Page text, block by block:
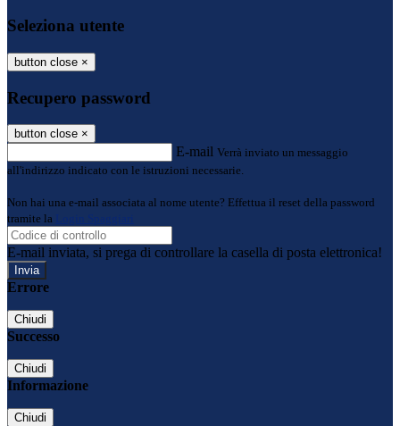
Seleziona utente
button close ×
Recupero password
button close ×
E-mail Verrà inviato un messaggio
all'indirizzo indicato con le istruzioni necessarie.
Non hai una e-mail associata al nome utente? Effettua il reset della password
tramite la
Login Spaggiari
E-mail inviata, si prega di controllare la casella di posta elettronica!
Errore
Chiudi
Successo
Chiudi
Informazione
Chiudi